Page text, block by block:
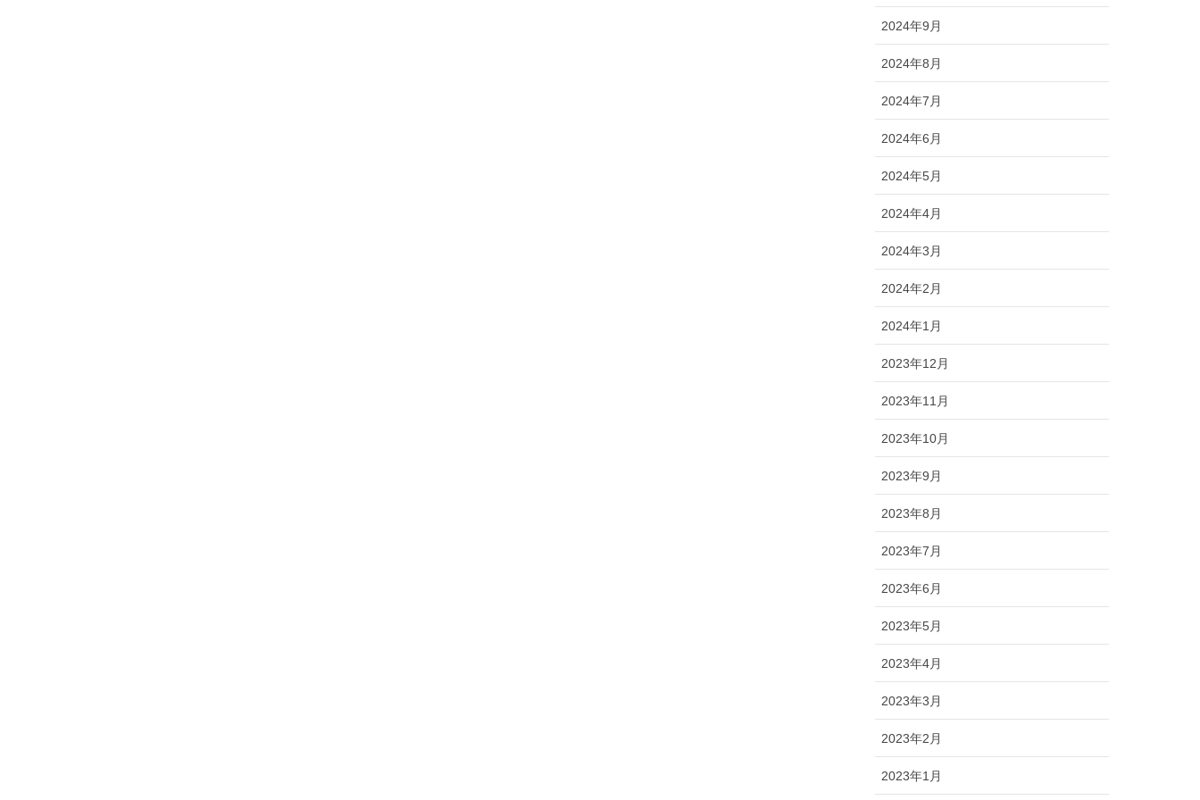
2024年9月
2024年8月
2024年7月
2024年6月
2024年5月
2024年4月
2024年3月
2024年2月
2024年1月
2023年12月
2023年11月
2023年10月
2023年9月
2023年8月
2023年7月
2023年6月
2023年5月
2023年4月
2023年3月
2023年2月
2023年1月